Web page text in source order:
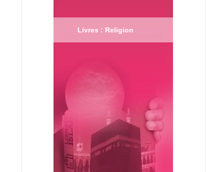
Livres : Religion